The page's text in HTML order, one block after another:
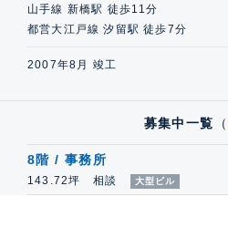
山手線 新橋駅 徒歩11分
都営大江戸線 汐留駅 徒歩7分
2007年8月 竣工
募集中一覧 （
8階 / 事務所
143.72坪 相談 大型ビル